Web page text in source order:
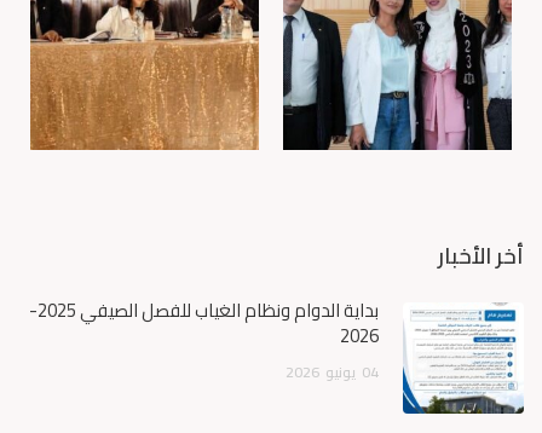
أخر الأخبار
بداية الدوام ونظام الغياب للفصل الصيفي 2025-
2026
04 يونيو 2026